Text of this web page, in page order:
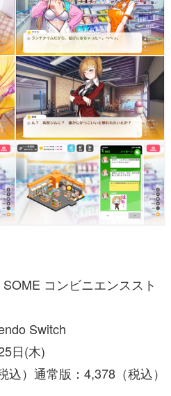
コンビニエンススト
Switch
日(木)
）通常版：4,378（税込）